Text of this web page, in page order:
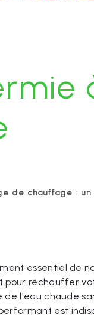
de chauffage : un
essentiel de
pour réchauffer
de l'eau chaude
est